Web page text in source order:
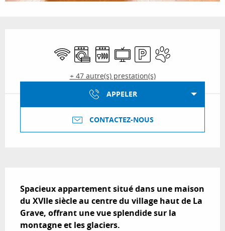
WiFi Lave lingeLave vaisselle
Télévision
ParkingAnimaux acceptés
+ 47 autre(s) prestation(s)
APPELER
CONTACTEZ-NOUS
Spacieux appartement situé dans une maison
du XVIIe siècle au centre du village haut de La
Grave, offrant une vue splendide sur la
montagne et les glaciers.